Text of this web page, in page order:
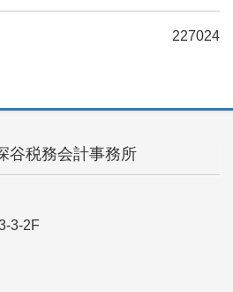
227024
谷税務会計事務所
3-2F